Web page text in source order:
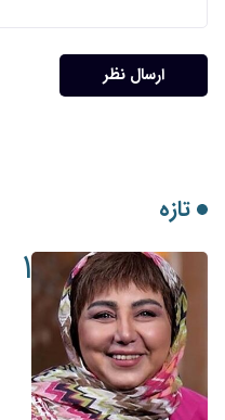
ارسال نظر
تازه
۱